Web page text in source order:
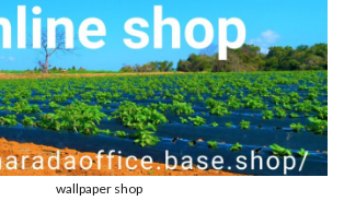
wallpaper shop